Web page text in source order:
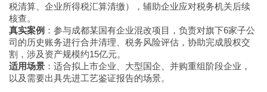
税清算、企业所得税汇算清缴），辅助企业应对税务机关后续
核查。
真实案例 ：参与成都某国有企业混改项目，负责对旗下6家子公
司的历史账务进行合并清理、税务风险评估，协助完成股权交
割，涉及资产规模约15亿元。
适用场景 ：适合拟上市企业、大型国企、并购重组阶段企业，
以及需要出具先进工艺鉴证报告的场景。